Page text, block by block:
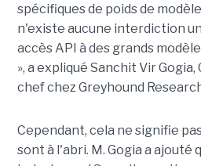
spécifiques de poids de
n'existe aucune interdiction
accès API à des grands
», a expliqué Sanchit Vir Gogia,
chef chez Greyhound
Cependant, cela ne signifie
sont à l'abri. M. Gogia a ajouté